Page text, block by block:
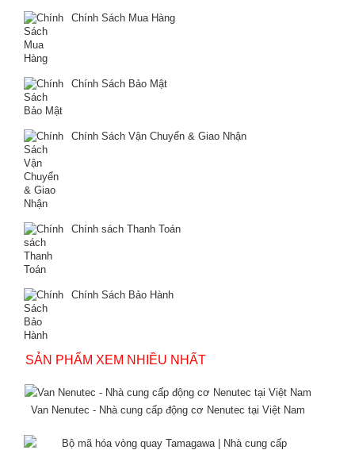
Chính Sách Mua Hàng
Chính Sách Bảo Mật
Chính Sách Vận Chuyển & Giao Nhận
Chính sách Thanh Toán
Chính Sách Bảo Hành
SẢN PHẨM XEM NHIỀU NHẤT
Van Nenutec - Nhà cung cấp động cơ Nenutec tại Việt Nam